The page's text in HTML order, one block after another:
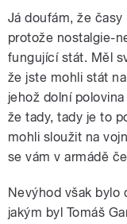
pause
Já doufám, že časy
protože nostalgie-
fungující stát. Měl
že jste mohli stát
jehož dolní
že tady, tady je to
mohli sloužit na
se vám v armádě
Nevýhod však bylo
jakým byl Tomáš